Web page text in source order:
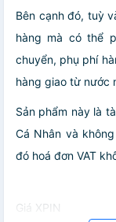
Bên cạnh đó, tuỳ
hàng mà có thể
chuyển, phụ phí
hàng giao từ nước
Sản phẩm này là
Cá Nhân và
đó hoá đơn VAT
Giá XPIN